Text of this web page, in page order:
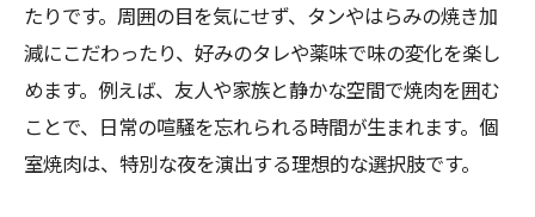
たりです。周囲の目を気にせず、タンやはらみの焼き加
減にこだわったり、好みのタレや薬味で味の変化を楽し
めます。例えば、友人や家族と静かな空間で焼肉を囲む
ことで、日常の喧騒を忘れられる時間が生まれます。個
室焼肉は、特別な夜を演出する理想的な選択肢です。